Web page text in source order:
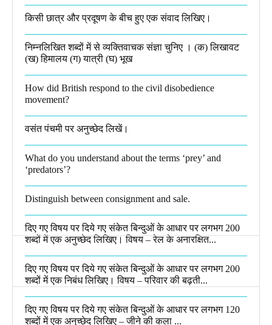
किसी छात्र और प्रदूषण के बीच हुए एक संवाद लिखिए।​
निम्नलिखित शब्दों में से व्यक्तिवाचक संज्ञा चुनिए । (क) लिखावट
(ख) हिमालय (ग) यात्री (घ) भूख​
How did British respond to the civil disobedience
movement?
वसंत पंचमी पर अनुच्छेद लिखें।
What do you understand about the terms ‘prey’ and
‘predators’?​
Distinguish between consignment and sale.
दिए गए विषय पर दिये गए संकेत बिन्दुओं के आधार पर लगभग 200
शब्दों में एक अनुच्छेद लिखिए। विषय – रेल के अनारक्षित...
दिए गए विषय पर दिये गए संकेत बिन्दुओं के आधार पर लगभग 200
शब्दों में एक निबंध लिखिए। विषय – परिवार की बढ़ती...
दिए गए विषय पर दिये गए संकेत बिन्दुओं के आधार पर लगभग 120
शब्दों में एक अनुच्छेद लिखिए – जीने की कला ...